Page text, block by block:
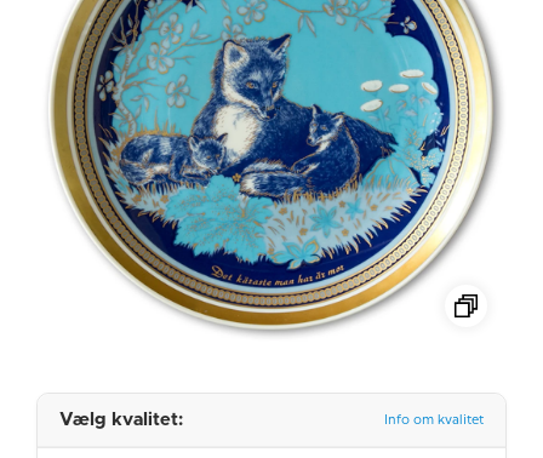
Vælg kvalitet: Info om kvalitet